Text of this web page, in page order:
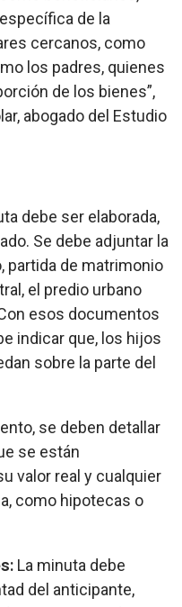
de la
cercanos, como
los padres, quienes
de los bienes”,
abogado del Estudio
debe ser elaborada,
Se debe adjuntar la
partida de matrimonio
el predio urbano
esos documentos
indicar que, los hijos
sobre la parte del
se deben detallar
se están
valor real y cualquier
como hipotecas o
La minuta debe
del anticipante,